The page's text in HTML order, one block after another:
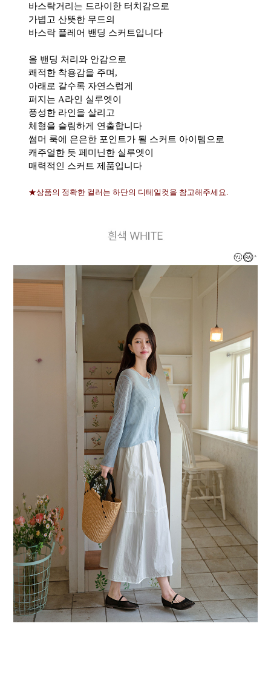
바스락거리는 드라이한 터치감으로
가볍고 산뜻한 무드의
바스락 플레어 밴딩 스커트입니다
올 밴딩 처리와 안감으로
쾌적한 착용감을 주며,
아래로 갈수록 자연스럽게
퍼지는 A라인 실루엣이
풍성한 라인을 살리고
체형을 슬림하게 연출합니다
썸머 룩에 은은한 포인트가 될 스커트 아이템으로
캐주얼한 듯 페미닌한 실루엣이
매력적인 스커트 제품입니다
★상품의 정확한 컬러는 하단의 디테일컷을 참고해주세요.